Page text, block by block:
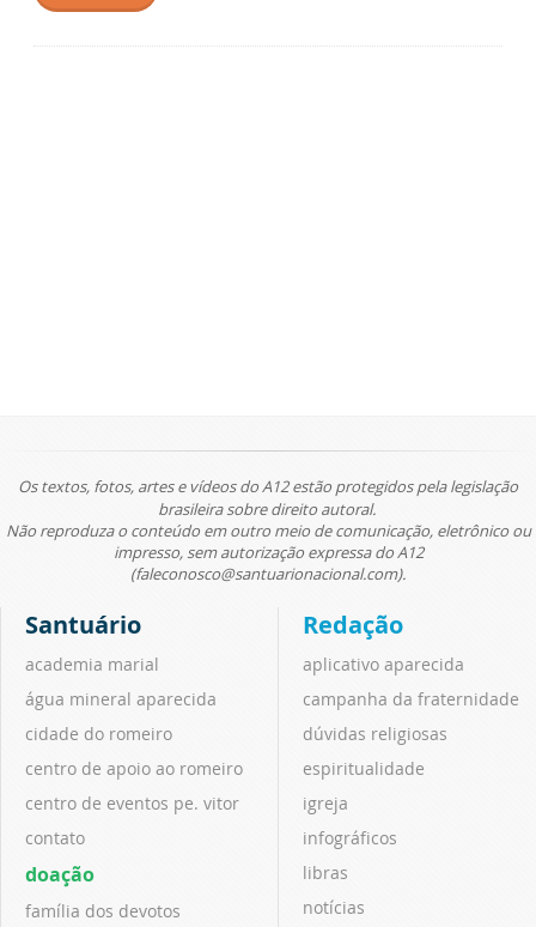
Os textos, fotos, artes e vídeos do A12 estão protegidos pela legislação
brasileira sobre direito autoral.
Não reproduza o conteúdo em outro meio de comunicação, eletrônico ou
impresso, sem autorização expressa do A12
(faleconosco@santuarionacional.com).
Santuário
academia marial
água mineral aparecida
cidade do romeiro
centro de apoio ao romeiro
centro de eventos pe. vitor
contato
doação
família dos devotos
Redação
aplicativo aparecida
campanha da fraternidade
dúvidas religiosas
espiritualidade
igreja
infográficos
libras
notícias